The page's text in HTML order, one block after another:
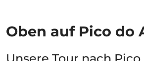
Oben auf Pico do